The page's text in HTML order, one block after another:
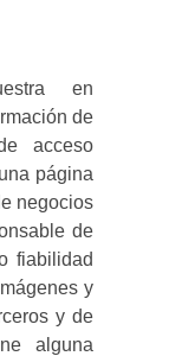
en
de
acceso
página
negocios
de
fiabilidad
y
y de
alguna